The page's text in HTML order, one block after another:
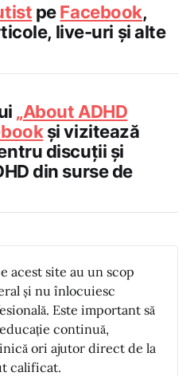
peFacebook,
live-uri și alte
„About ADHD
și vizitează
discuții și
din surse de
acest site au un scop
și nu înlocuiesc
Este important să
continuă,
ori ajutor direct de la
calificat.